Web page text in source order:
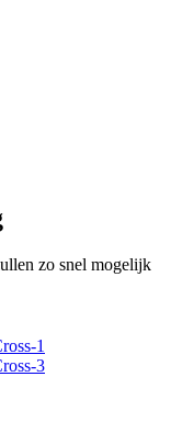
zo snel mogelijk